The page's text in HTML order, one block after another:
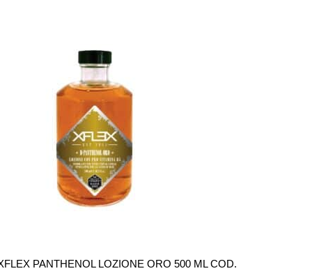
PANTHENOL LOZIONE ORO 500 ML COD.